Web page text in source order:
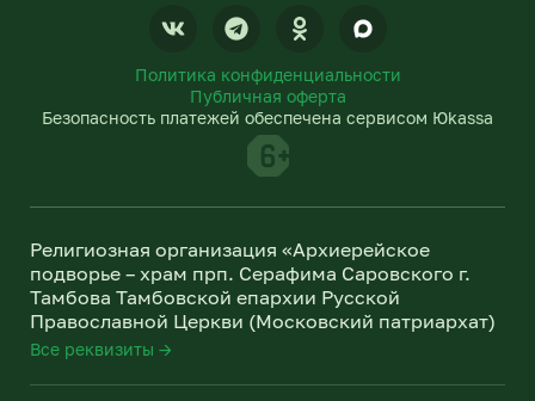
V
k
T
e
e
g
m
O
d
o
k
s
i
k
i
Политика конфиденциальности
Публичная оферта
Безопасность платежей обеспечена сервисом Юkassa
Религиозная организация «Архиерейское
подворье – храм прп. Серафима Саровского г.
Тамбова Тамбовской епархии Русской
Православной Церкви (Московский патриархат)
Все реквизиты →